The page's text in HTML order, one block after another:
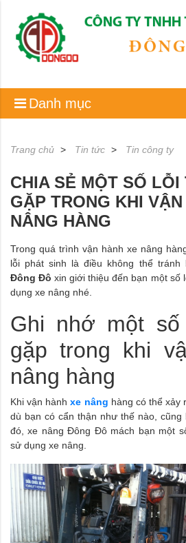
Danh mục
Trang chủ Tin tức Tin công ty
CHIA SẺ MỘT SỐ LỖI
GẶP TRONG KHI
NÂNG HÀNG
Trong quá trình vận hành xe nâng
lỗi phát sinh là điều không thể tránh
Đông Đô xin giới thiệu đến bạn một số
dụng xe nâng nhé.
Ghi nhớ một
gặp trong khi
nâng hàng
Khi vận hànhxe nâng hàng có thể xảy
dù bạn có cẩn thận như thế nào, cũng
đó, xe nâng Đông Đô mách bạn một
sử dụng xe nâng.